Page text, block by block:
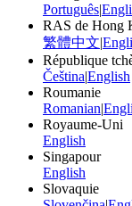
Português|
RAS de Hong
繁體中文|
République
Čeština|English
Roumanie
Romanian|
Royaume-Uni
English
Singapour
English
Slovaquie